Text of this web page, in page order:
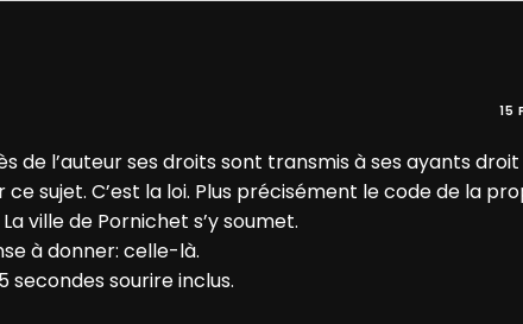
15
de l’auteur ses droits sont transmis à ses ayants droit
ce sujet. C’est la loi. Plus précisément le code de la
ville de Pornichet s’y soumet.
à donner: celle-là.
secondes sourire inclus.